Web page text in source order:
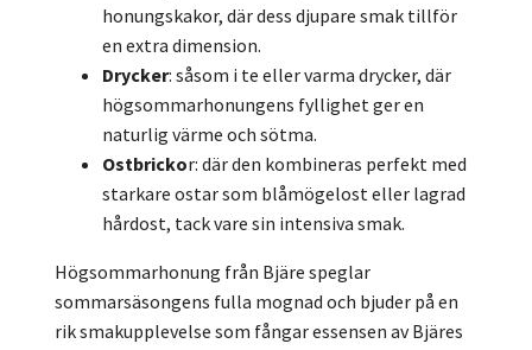
honungskakor, där dess djupare smak tillför
en extra dimension.
Drycker: såsom i te eller varma drycker, där
högsommarhonungens fyllighet ger en
naturlig värme och sötma.
Ostbrickor: där den kombineras perfekt med
starkare ostar som blåmögelost eller lagrad
hårdost, tack vare sin intensiva smak.
Högsommarhonung från Bjäre speglar
sommarsäsongens fulla mognad och bjuder på en
rik smakupplevelse som fångar essensen av Bjäres